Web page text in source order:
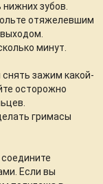
зубов.
отяжелевшим
минут.
зажим какой-
осторожно
гримасы
Если вы